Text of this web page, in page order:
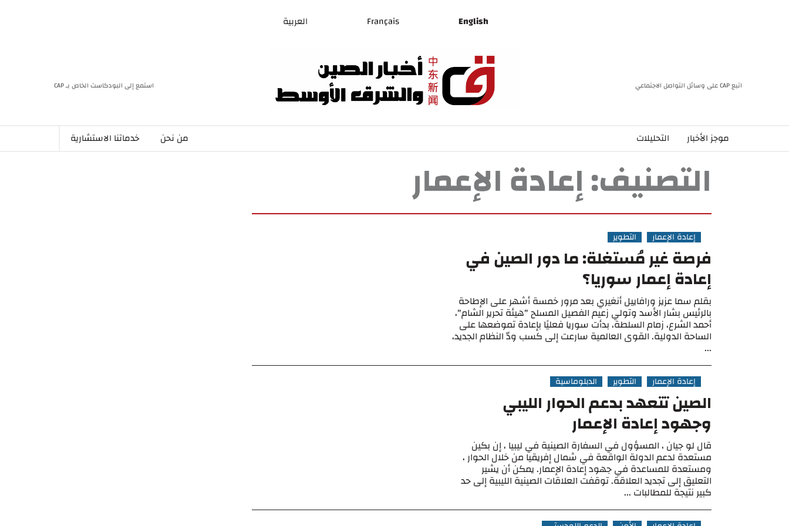
English
Français العربية
اتبع CAP على وسائل التواصل الاجتماعي استمع إلى البودكاست الخاص بـ CAP
موجز الأخبار التحليلات من نحن خدماتنا الاستشارية
التصنيف:إعادة الإعمار
إعادة الإعمار التطوير
فرصة غير مُستغلة: ما دور الصين في
إعادة إعمار سوريا؟
بقلم سما عزيز ورافاييل أنغيري بعد مرور خمسة أشهر على الإطاحة
بالرئيس بشار الأسد وتولي زعيم الفصيل المسلح "هيئة تحرير الشام"،
أحمد الشرع، زمام السلطة، بدأت سوريا فعليًا بإعادة تموضعها على
الساحة الدولية. القوى العالمية سارعت إلى كسب ودّ النظام الجديد،
...
إعادة الإعمار التطوير الدبلوماسية
الصين تتعهد بدعم الحوار الليبي
وجهود إعادة الإعمار
قال لو جيان ، المسؤول في السفارة الصينية في ليبيا ، إن بكين
مستعدة لدعم الدولة الواقعة في شمال إفريقيا من خلال الحوار ،
ومستعدة للمساعدة في جهود إعادة الإعمار. يمكن أن يشير
التعليق إلى تجديد العلاقة. توقفت العلاقات الصينية الليبية إلى حد
كبير نتيجة للمطالبات ...